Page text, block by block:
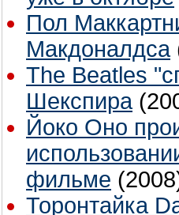
Пол
Макдоналдса
The Beatles
Шекспира
Йоко Оно
фильме
Торонтайка